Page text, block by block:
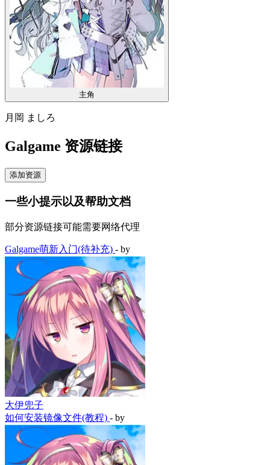
主角
月岡 ましろ
Galgame 资源链接
添加资源
一些小提示以及帮助文档
部分资源链接可能需要网络代理
Galgame萌新入门(待补充) - by
大伊兜子
如何安装镜像文件(教程) - by